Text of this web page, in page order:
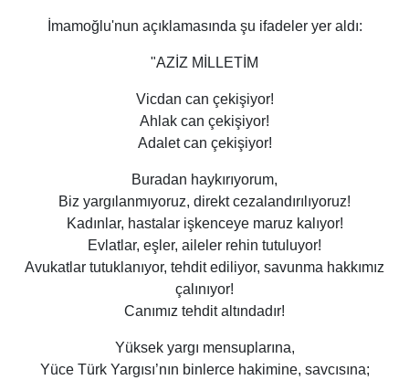
İmamoğlu'nun açıklamasında şu ifadeler yer aldı:
"AZİZ MİLLETİM
Vicdan can çekişiyor!
Ahlak can çekişiyor!
Adalet can çekişiyor!
Buradan haykırıyorum,
Biz yargılanmıyoruz, direkt cezalandırılıyoruz!
Kadınlar, hastalar işkenceye maruz kalıyor!
Evlatlar, eşler, aileler rehin tutuluyor!
Avukatlar tutuklanıyor, tehdit ediliyor, savunma hakkımız
çalınıyor!
Canımız tehdit altındadır!
Yüksek yargı mensuplarına,
Yüce Türk Yargısı’nın binlerce hakimine, savcısına;